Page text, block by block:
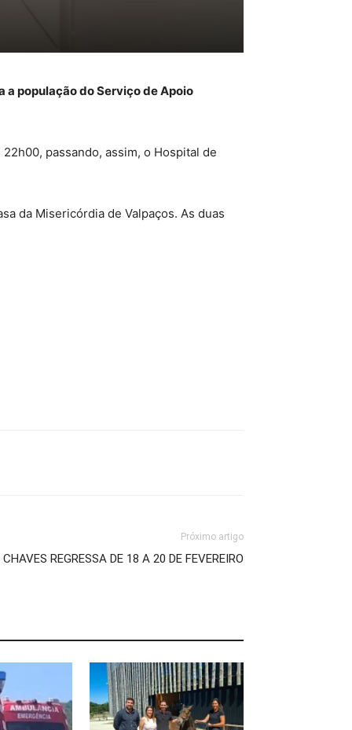
a população do Serviço de Apoio
passando, assim, o Hospital de
da Misericórdia de Valpaços. As duas
Próximo artigo
REGRESSA DE 18 A 20 DE FEVEREIRO